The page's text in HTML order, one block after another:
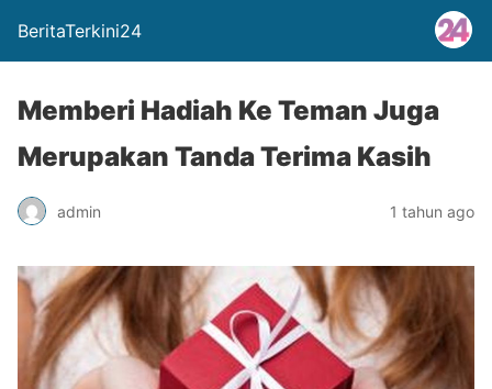
BeritaTerkini24
Memberi Hadiah Ke Teman Juga
Merupakan Tanda Terima Kasih
admin 1 tahun ago